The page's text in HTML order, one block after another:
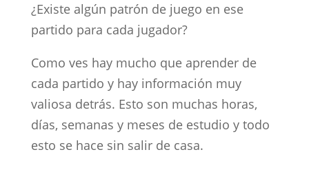
¿Existe algún patrón de juego en ese
partido para cada jugador?
Como ves hay mucho que aprender de
cada partido y hay información muy
valiosa detrás. Esto son muchas horas,
días, semanas y meses de estudio y todo
esto se hace sin salir de casa.